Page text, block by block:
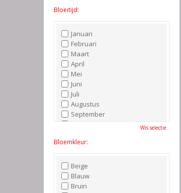
Bloeitijd:
Januari
Februari
Maart
April
Mei
Juni
Juli
Augustus
September
Oktober
December
Wis selectie
Bloemkleur:
Beige
Blauw
Bruin